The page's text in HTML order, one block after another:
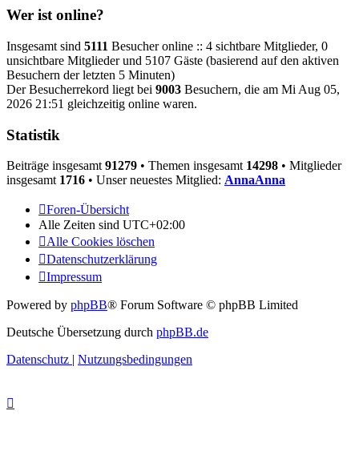
Wer ist online?
Insgesamt sind 5111 Besucher online :: 4 sichtbare Mitglieder, 0
unsichtbare Mitglieder und 5107 Gäste (basierend auf den aktiven
Besuchern der letzten 5 Minuten)
Der Besucherrekord liegt bei 9003 Besuchern, die am Mi Aug 05,
2026 21:51 gleichzeitig online waren.
Statistik
Beiträge insgesamt 91279 • Themen insgesamt 14298 • Mitglieder
insgesamt 1716 • Unser neuestes Mitglied: AnnaAnna
Foren-Übersicht
Alle Zeiten sind UTC+02:00
Alle Cookies löschen
Datenschutzerklärung
Impressum
Powered by phpBB® Forum Software © phpBB Limited
Deutsche Übersetzung durch phpBB.de
Datenschutz | Nutzungsbedingungen